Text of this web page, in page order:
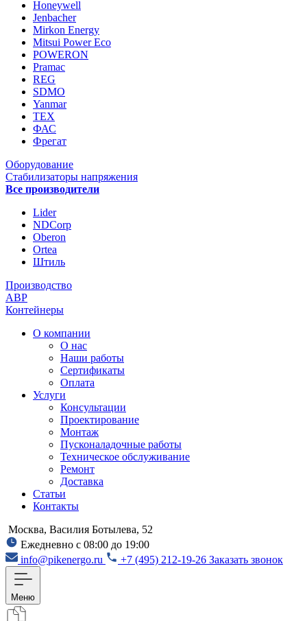
Honeywell
Jenbacher
Mirkon Energy
Mitsui Power Eco
POWERON
Pramac
REG
SDMO
Yanmar
ТЕХ
ФАС
Фрегат
Оборудование
Стабилизаторы напряжения
Все производители
Lider
NDCorp
Oberon
Ortea
Штиль
Производство
АВР
Контейнеры
О компании
О нас
Наши работы
Сертификаты
Оплата
Услуги
Консультации
Проектирование
Монтаж
Пусконаладочные работы
Техническое обслуживание
Ремонт
Доставка
Статьи
Контакты
Москва, Василия Ботылева, 52
Ежедневно с 08:00 до 19:00
info@pikenergo.ru
+7 (495) 212-19-26 Заказать звонок
Меню